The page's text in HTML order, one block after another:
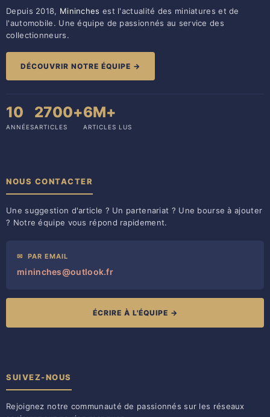
Depuis 2018, Mininches est l'actualité des miniatures et de
l'automobile. Une équipe de passionnés au service des
collectionneurs.
DÉCOUVRIR NOTRE ÉQUIPE →
10
ANNÉES
2700+
ARTICLES
6M+
ARTICLES LUS
NOUS CONTACTER
Une suggestion d'article ? Un partenariat ? Une bourse à ajouter
? Notre équipe vous répond rapidement.
✉ PAR EMAIL
mininches@outlook.fr
ÉCRIRE À L'ÉQUIPE →
SUIVEZ-NOUS
Rejoignez notre communauté de passionnés sur les réseaux